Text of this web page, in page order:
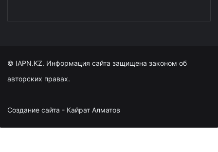
© IAPN.KZ. Информация сайта защищена законом об
авторских правах.
Создание сайта - Кайрат Алматов